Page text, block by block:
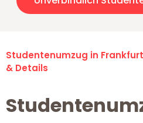
Studentenumzug in
& Details